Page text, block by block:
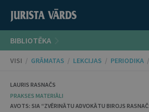
BIBLIOTĒKA
VISI / GRĀMATAS / LEKCIJAS / PERIODIKA /
LAURIS RASNAČS
PRAKSES MATERIĀLI
AVOTS: SIA “ZVĒRINĀTU ADVOKĀTU BIROJS